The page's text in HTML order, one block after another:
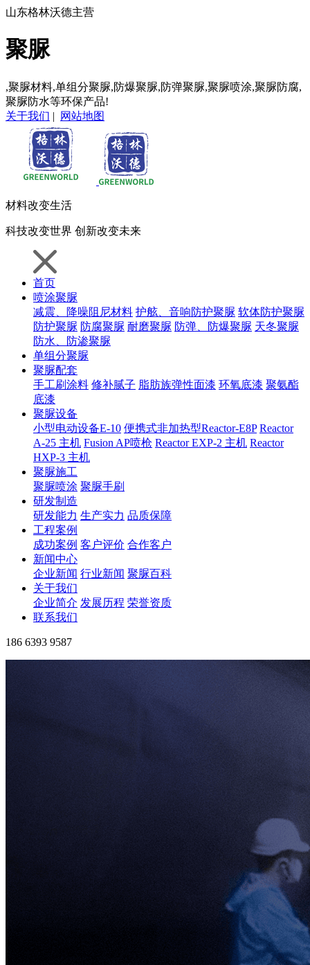
山东格林沃德主营
聚脲
,聚脲材料,单组分聚脲,防爆聚脲,防弹聚脲,聚脲喷涂,聚脲防腐,
聚脲防水等环保产品!
关于我们 | 网站地图
材料改变生活
科技改变世界 创新改变未来
首页
喷涂聚脲
减震、降噪阻尼材料 护舷、音响防护聚脲 软体防护聚脲
防护聚脲 防腐聚脲 耐磨聚脲 防弹、防爆聚脲 天冬聚脲
防水、防渗聚脲
单组分聚脲
聚脲配套
手工刷涂料 修补腻子 脂肪族弹性面漆 环氧底漆 聚氨酯
底漆
聚脲设备
小型电动设备E-10 便携式非加热型Reactor-E8P Reactor
A-25 主机 Fusion AP喷枪 Reactor EXP-2 主机 Reactor
HXP-3 主机
聚脲施工
聚脲喷涂 聚脲手刷
研发制造
研发能力 生产实力 品质保障
工程案例
成功案例 客户评价 合作客户
新闻中心
企业新闻 行业新闻 聚脲百科
关于我们
企业简介 发展历程 荣誉资质
联系我们
186 6393 9587